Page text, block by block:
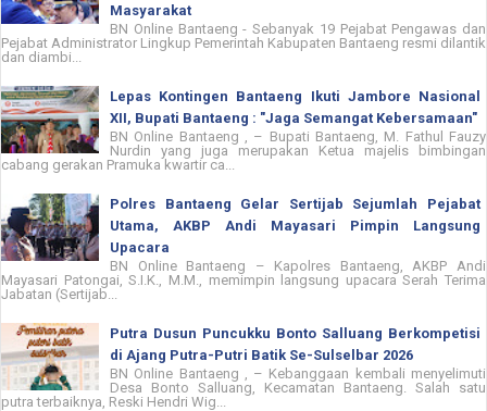
Masyarakat
BN Online Bantaeng - Sebanyak 19 Pejabat Pengawas dan
Pejabat Administrator Lingkup Pemerintah Kabupaten Bantaeng resmi dilantik
dan diambi...
Lepas Kontingen Bantaeng Ikuti Jambore Nasional
XII, Bupati Bantaeng : "Jaga Semangat Kebersamaan"
BN Online Bantaeng , – Bupati Bantaeng, M. Fathul Fauzy
Nurdin yang juga merupakan Ketua majelis bimbingan
cabang gerakan Pramuka kwartir ca...
Polres Bantaeng Gelar Sertijab Sejumlah Pejabat
Utama, AKBP Andi Mayasari Pimpin Langsung
Upacara
BN Online Bantaeng – Kapolres Bantaeng, AKBP Andi
Mayasari Patongai, S.I.K., M.M., memimpin langsung upacara Serah Terima
Jabatan (Sertijab...
Putra Dusun Puncukku Bonto Salluang Berkompetisi
di Ajang Putra-Putri Batik Se-Sulselbar 2026
BN Online Bantaeng , – Kebanggaan kembali menyelimuti
Desa Bonto Salluang, Kecamatan Bantaeng. Salah satu
putra terbaiknya, Reski Hendri Wig...